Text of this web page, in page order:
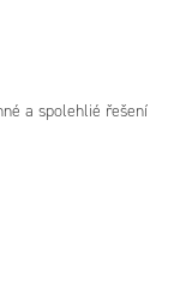
a spolehlié řešení